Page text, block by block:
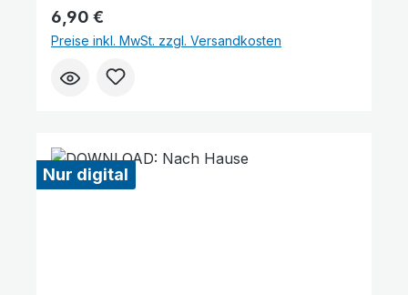
Friedensstimme. Dort finden Sie das
Hörbuch und können es kaufen. Wie
gefällt Ihnen unser Produkt? ★★★★★
Geben Sie eine Bewertung ab und helfen
Regulärer Preis:
6,90 €
Preise inkl. MwSt. zzgl. Versandkosten
Nur digital